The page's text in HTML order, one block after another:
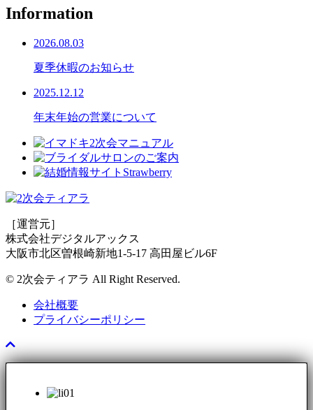
Information
2026.08.03
夏季休暇のお知らせ
2025.12.12
年末年始の営業について
［運営元］
株式会社デジタルアックス
大阪市北区曽根崎新地1-5-17 高田屋ビル6F
© 2次会ティアラ All Right Reserved.
会社概要
プライバシーポリシー